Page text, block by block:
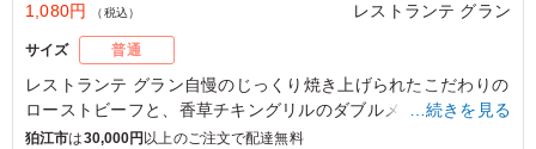
1,080円
（税込） レストランテ グラン
サイズ 普通
レストランテ グラン自慢のじっくり焼き上げられたこだわりの
ローストビーフと、香草チキングリルのダブルメイン。厳選さ
れた12種類の副菜も魅力のお弁当です。
…続きを見る
狛江市は30,000円 以上のご注文で配達無料